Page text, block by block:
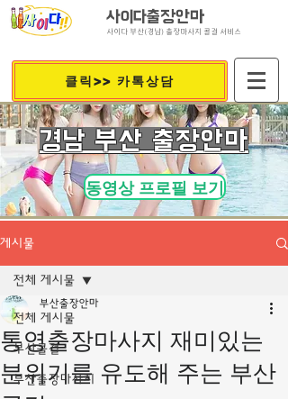
사이다출장안마
사이다 부산(경남) 출장마사지 콜걸 서비스
클릭>> 카톡상담
​경남 부산 출장안마
동영상 프로필 보기
게시물
전체 게시물
부산콜걸
부산출장마사지
전체 게시물
통영출장마사지 재미있는
분위기를 유도해 주는 부산
부산출장안마